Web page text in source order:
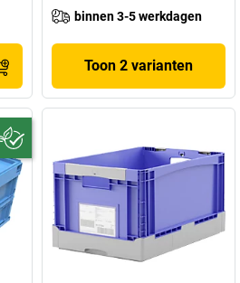
binnen 3-5 werkdagen
Toon 2 varianten